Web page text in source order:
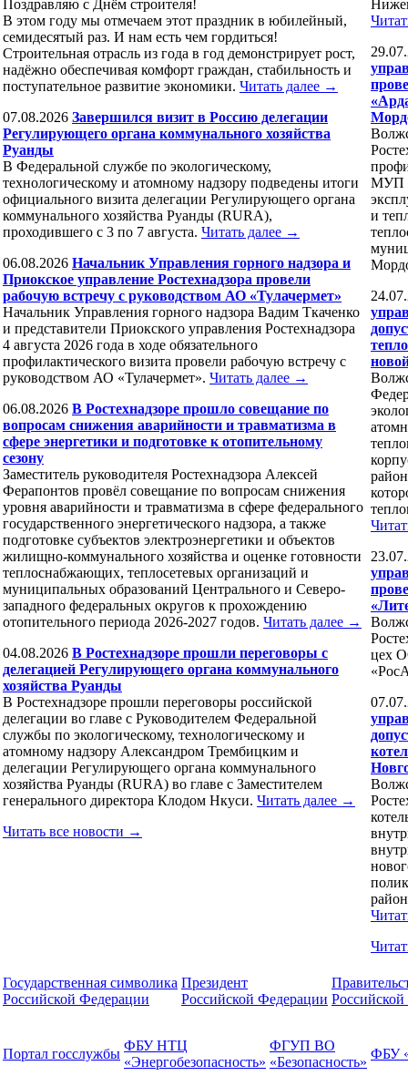
Поздравляю с Днём строителя!
В этом году мы отмечаем этот праздник в юбилейный,
семидесятый раз. И нам есть чем гордиться!
Строительная отрасль из года в год демонстрирует рост,
надёжно обеспечивая комфорт граждан, стабильность и
поступательное развитие экономики. Читать далее →
07.08.2026 Завершился визит в Россию делегации
Регулирующего органа коммунального хозяйства
Руанды
В Федеральной службе по экологическому,
технологическому и атомному надзору подведены итоги
официального визита делегации Регулирующего органа
коммунального хозяйства Руанды (RURA),
проходившего с 3 по 7 августа. Читать далее →
06.08.2026 Начальник Управления горного надзора и
Приокское управление Ростехнадзора провели
рабочую встречу с руководством АО «Тулачермет»
Начальник Управления горного надзора Вадим Ткаченко
и представители Приокского управления Ростехнадзора
4 августа 2026 года в ходе обязательного
профилактического визита провели рабочую встречу с
руководством АО «Тулачермет». Читать далее →
06.08.2026 В Ростехнадзоре прошло совещание по
вопросам снижения аварийности и травматизма в
сфере энергетики и подготовке к отопительному
сезону
Заместитель руководителя Ростехнадзора Алексей
Ферапонтов провёл совещание по вопросам снижения
уровня аварийности и травматизма в сфере федерального
государственного энергетического надзора, а также
подготовке субъектов электроэнергетики и объектов
жилищно-коммунального хозяйства и оценке готовности
теплоснабжающих, теплосетевых организаций и
муниципальных образований Центрального и Северо-
западного федеральных округов к прохождению
отопительного периода 2026-2027 годов. Читать далее →
04.08.2026 В Ростехнадзоре прошли переговоры с
делегацией Регулирующего органа коммунального
хозяйства Руанды
В Ростехнадзоре прошли переговоры российской
делегации во главе с Руководителем Федеральной
службы по экологическому, технологическому и
атомному надзору Александром Трембицким и
делегации Регулирующего органа коммунального
хозяйства Руанды (RURA) во главе с Заместителем
генерального директора Клодом Нкуси. Читать далее →
Читать все новости →
МУП
и
цех
Государственная символика
Российской Федерации
Президент
Российской Федерации
Портал госслужбы
ФБУ НТЦ
«Энергобезопасность»
ФГУП ВО
«Безопасность»
ФБУ